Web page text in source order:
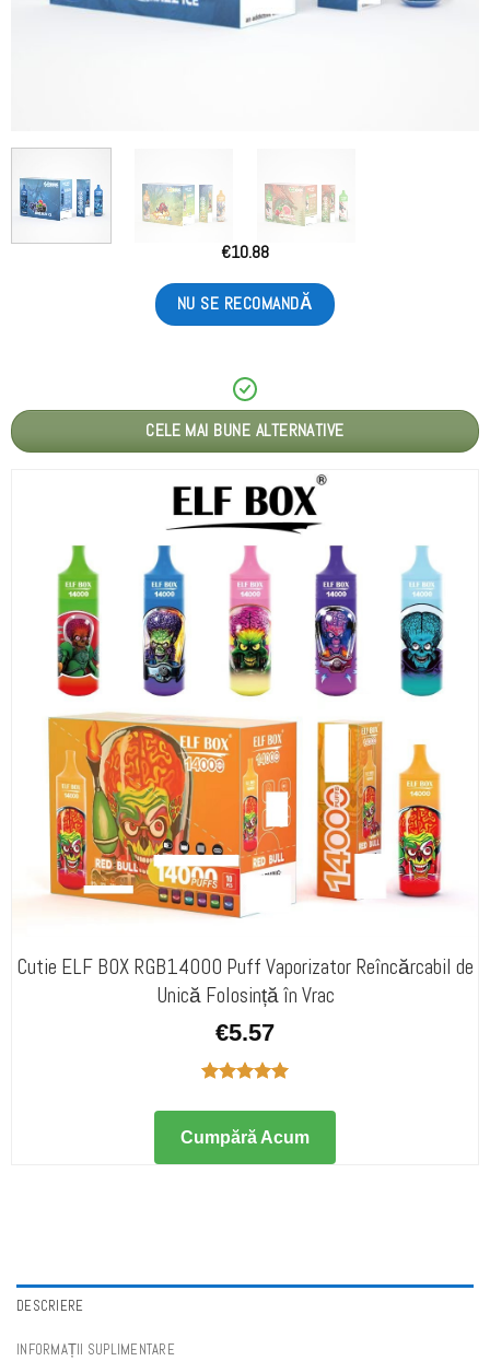
€10.88
NU SE RECOMANDĂ
CELE MAI BUNE ALTERNATIVE
Cutie ELF BOX RGB14000 Puff Vaporizator Reîncărcabil de
Unică Folosință în Vrac
€5.57
5.00din 5
Cumpără Acum
DESCRIERE
INFORMAȚII SUPLIMENTARE